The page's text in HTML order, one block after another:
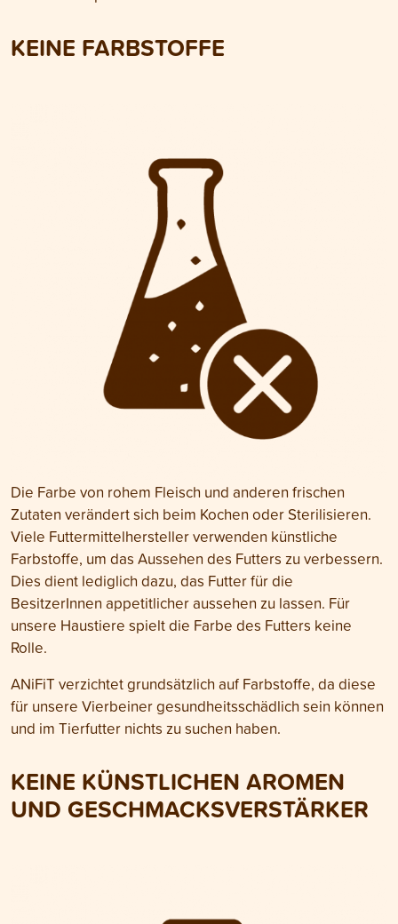
KEINE FARBSTOFFE
Die Farbe von rohem Fleisch und anderen frischen
Zutaten verändert sich beim Kochen oder Sterilisieren.
Viele Futtermittelhersteller verwenden künstliche
Farbstoffe, um das Aussehen des Futters zu verbessern.
Dies dient lediglich dazu, das Futter für die
BesitzerInnen appetitlicher aussehen zu lassen. Für
unsere Haustiere spielt die Farbe des Futters keine
Rolle.
ANiFiT verzichtet grundsätzlich auf Farbstoffe, da diese
für unsere Vierbeiner gesundheitsschädlich sein können
und im Tierfutter nichts zu suchen haben.
KEINE KÜNSTLICHEN AROMEN
UND GESCHMACKSVERSTÄRKER